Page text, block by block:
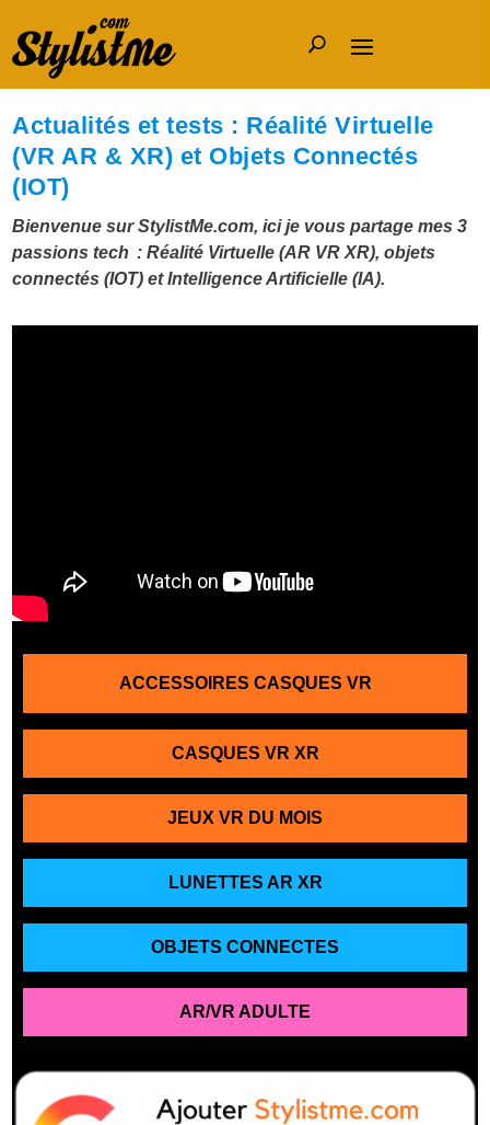
Actualités et tests : Réalité Virtuelle
(VR AR & XR) et Objets Connectés
(IOT)
Bienvenue surStylistMe.com, ici je vous partage mes 3
passions tech : Réalité Virtuelle (AR VR XR), objets
connectés (IOT) et Intelligence Artificielle (IA).
ACCESSOIRES CASQUES VR
CASQUES VR XR
JEUX VR DU MOIS
LUNETTES AR XR
OBJETS CONNECTES
AR/VR ADULTE